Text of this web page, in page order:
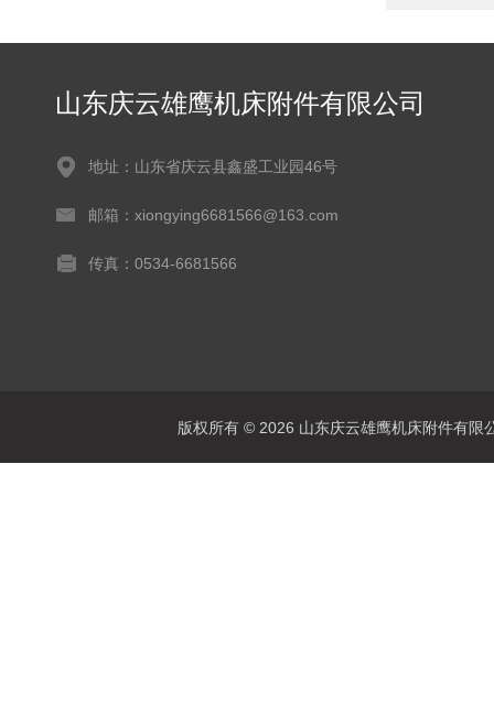
山东庆云雄鹰机床附件有限公司
地址：山东省庆云县鑫盛工业园46号
邮箱：xiongying6681566@163.com
传真：0534-6681566
版权所有 © 2026 山东庆云雄鹰机床附件有